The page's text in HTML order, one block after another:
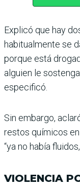
Explicó que hay
habi­tualmente se
porque está
alguien le
especificó.
Sin embargo,
restos químicos
“ya no había
VIOLENCIA